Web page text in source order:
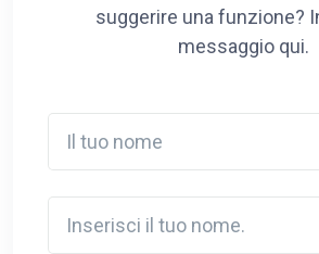
suggerire una funzione?
messaggio qui.